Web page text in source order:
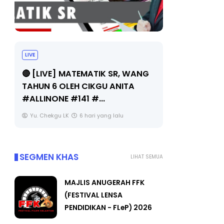
LIVE
🔴 [LIVE] MATEMATIK SR, WANG
TAHUN 6 OLEH CIKGU ANITA
#ALLINONE #141 #...
Yu. Chekgu LK 6 hari yang lalu
LIHAT SEMUA
SEGMEN KHAS
MAJLIS ANUGERAH FFK
(FESTIVAL LENSA
PENDIDIKAN - FLeP) 2026